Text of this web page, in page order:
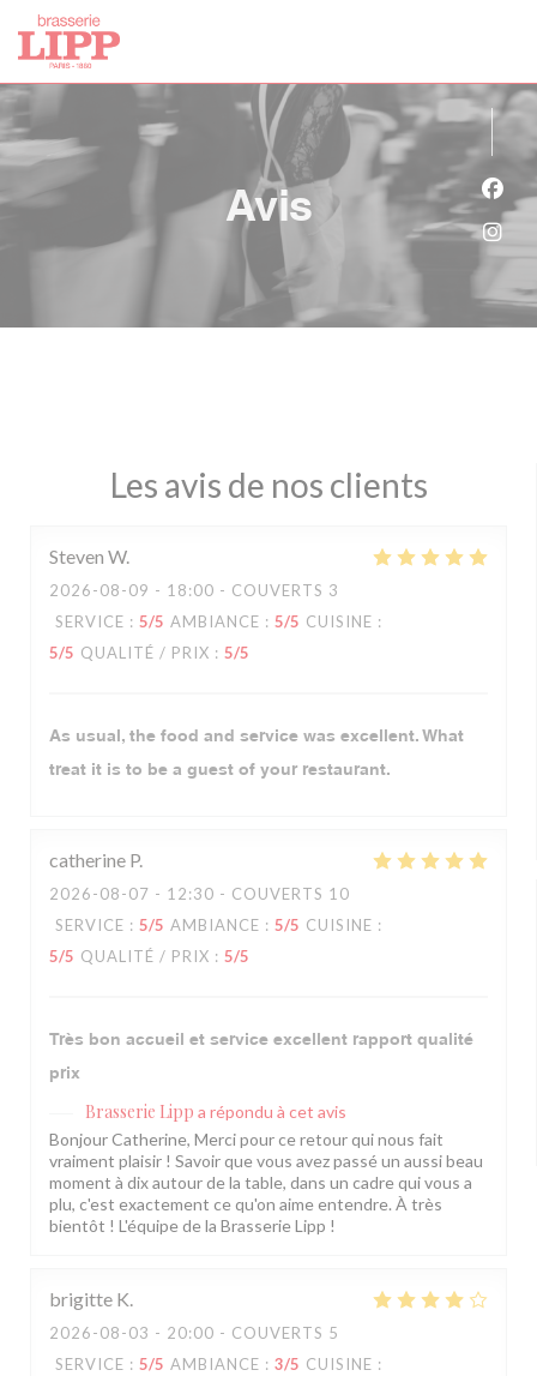
Personnalisation de vos choix en matière de cookies
Avis
Les avis de nos clients
Steven W
2026-08-09 - 18:00 - COUVERTS 3
SERVICE : 5/5 AMBIANCE : 5/5 CUISINE :
5/5 QUALITÉ / PRIX : 5/5
As usual, the food and service was excellent. What
treat it is to be a guest of your restaurant.
catherine P
2026-08-07 - 12:30 - COUVERTS 10
SERVICE : 5/5 AMBIANCE : 5/5 CUISINE :
5/5 QUALITÉ / PRIX : 5/5
Très bon accueil et service excellent rapport qualité
prix
Brasserie Lipp a répondu à cet avis
Bonjour Catherine, Merci pour ce retour qui nous fait
vraiment plaisir ! Savoir que vous avez passé un aussi beau
moment à dix autour de la table, dans un cadre qui vous a
plu, c'est exactement ce qu'on aime entendre. À très
bientôt ! L'équipe de la Brasserie Lipp !
brigitte K
2026-08-03 - 20:00 - COUVERTS 5
SERVICE : 5/5 AMBIANCE : 3/5 CUISINE :